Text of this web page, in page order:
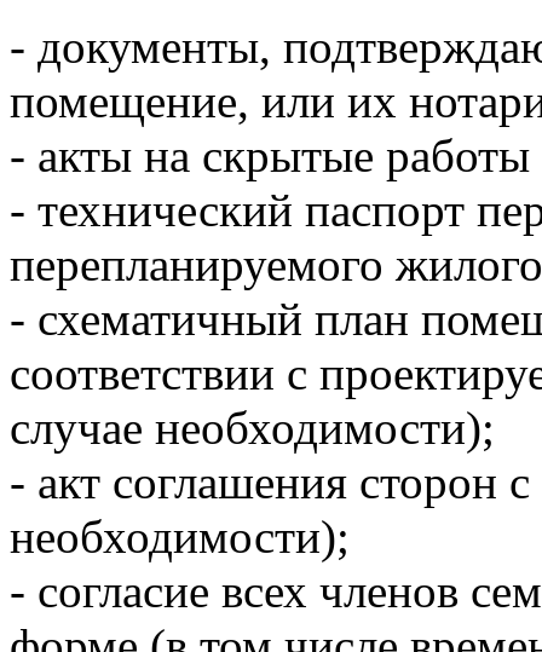
- документы,
помещение, или их
- акты на скрытые
- технический паспорт
перепланируемого
- схематичный план
соответствии с
случае необходимости);
- акт соглашения сторон
необходимости);
- согласие всех членов